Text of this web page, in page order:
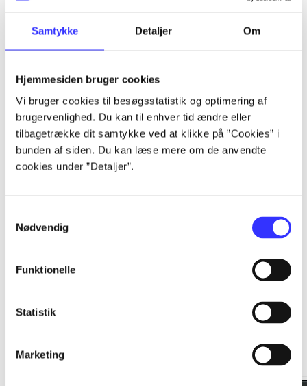
Samtykke Detaljer Om
Hjemmesiden bruger cookies
Vi bruger cookies til besøgsstatistik og optimering af
brugervenlighed. Du kan til enhver tid ændre eller
tilbagetrække dit samtykke ved at klikke på ”Cookies” i
bunden af siden. Du kan læse mere om de anvendte
cookies under ”Detaljer”.
Nødvendig
Funktionelle
Statistik
Marketing
...
...
...
Insider tales
Gå til serien